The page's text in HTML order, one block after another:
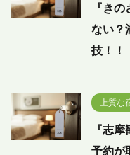
『き
ない？
技！！
上質な
『志
予約が